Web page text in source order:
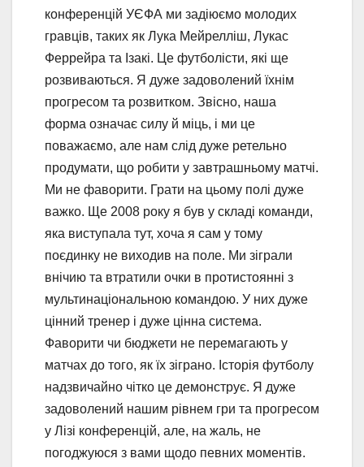
конференцій УЄФА ми задіюємо молодих
гравців, таких як Лука Мейрелліш, Лукас
Феррейра та Ізакі. Це футболісти, які ще
розвиваються. Я дуже задоволений їхнім
прогресом та розвитком. Звісно, наша
форма означає силу й міць, і ми це
поважаємо, але нам слід дуже ретельно
продумати, що робити у завтрашньому матчі.
Ми не фаворити. Грати на цьому полі дуже
важко. Ще 2008 року я був у складі команди,
яка виступала тут, хоча я сам у тому
поєдинку не виходив на поле. Ми зіграли
внічию та втратили очки в протистоянні з
мультинаціональною командою. У них дуже
цінний тренер і дуже цінна система.
Фаворити чи бюджети не перемагають у
матчах до того, як їх зіграно. Історія футболу
надзвичайно чітко це демонструє. Я дуже
задоволений нашим рівнем гри та прогресом
у Лізі конференцій, але, на жаль, не
погоджуюся з вами щодо певних моментів.